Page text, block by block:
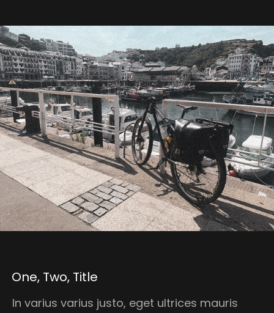
One, Two, Title
In varius varius justo, eget ultrices mauris